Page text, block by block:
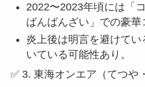
2022〜2023年頃には「
ばんばんざい」での豪華
炎上後は明言を避けて
いている可能性あり。
✅ 3. 東海オンエア（てつや